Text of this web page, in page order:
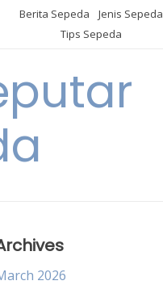
Berita Sepeda
Jenis Sepeda
Tips Sepeda
2026